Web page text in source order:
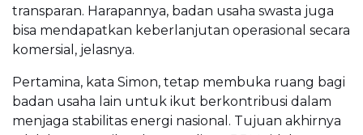
transparan. Harapannya, badan usaha swasta juga
bisa mendapatkan keberlanjutan operasional secara
komersial, jelasnya.
Pertamina, kata Simon, tetap membuka ruang bagi
badan usaha lain untuk ikut berkontribusi dalam
menjaga stabilitas energi nasional. Tujuan akhirnya